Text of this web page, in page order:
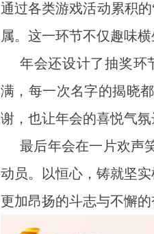
通过各类游戏活动累积
属。这一环节不仅趣味
年会还设计了抽奖环
满，每一次名字的揭晓
谢，也让年会的喜悦气氛
最后年会在一片欢声
动员。以恒心，铸就坚
更加昂扬的斗志与不懈